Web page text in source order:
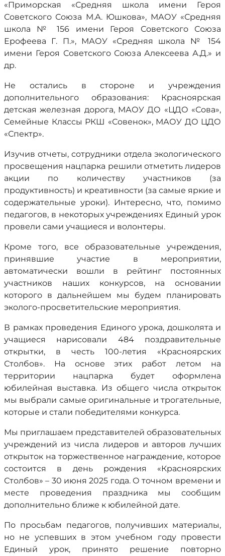
«Приморская «Средняя школа имени Героя
Советского Союза М.А. Юшкова», МАОУ «Средняя
школа № 156 имени Героя Советского Союза
Ерофеева Г. П.», МАОУ «Средняя школа № 154
имени Героя Советского Союза Алексеева А.Д.» и
др.
Не остались в стороне и учреждения
дополнительного образования: Красноярская
детская железная дорога, МАОУ ДО «ЦДО «Сова»,
Семейные Классы РКШ «Совенок», МАОУ ДО ЦДО
«Спектр».
Изучив отчеты, сотрудники отдела экологического
просвещения нацпарка решили отметить лидеров
акции по количеству участников (за
продуктивность) и креативности (за самые яркие и
содержательные уроки). Интересно, что, помимо
педагогов, в некоторых учреждениях Единый урок
провели сами учащиеся и волонтеры.
Кроме того, все образовательные учреждения,
принявшие участие в мероприятии,
автоматически вошли в рейтинг постоянных
участников наших конкурсов, на основании
которого в дальнейшем мы будем планировать
эколого-просветительские мероприятия.
В рамках проведения Единого урока, дошколята и
учащиеся нарисовали 484 поздравительные
открытки, в честь 100-летия «Красноярских
Столбов». На основе этих работ летом на
территории нацпарка будет оформлена
юбилейная выставка. Из общего числа открыток
мы выбрали самые оригинальные и трогательные,
которые и стали победителями конкурса.
Мы приглашаем представителей образовательных
учреждений из числа лидеров и авторов лучших
открыток на торжественное награждение, которое
состоится в день рождения «Красноярских
Столбов» – 30 июня 2025 года. О точном времени и
месте проведения праздника мы сообщим
дополнительно ближе к юбилейной дате.
По просьбам педагогов, получивших материалы,
но не успевших в этом учебном году провести
Единый урок, принято решение повторно